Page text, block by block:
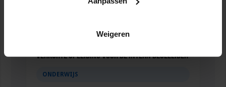
Weigeren
Verkorte opleiding voor de Intern Begeleider
ONDERWIJS